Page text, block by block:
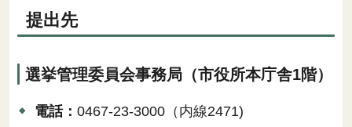
提出先
選挙管理委員会事務局（市役所本庁舎1階）
電話： 0467-23-3000（内線2471)